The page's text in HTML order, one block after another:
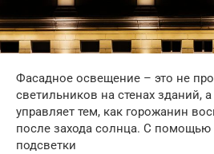
Фасадное освещение – это не
светильников на стенах зданий,
управляет тем, как горожанин
после захода солнца. С помощью
подсветки